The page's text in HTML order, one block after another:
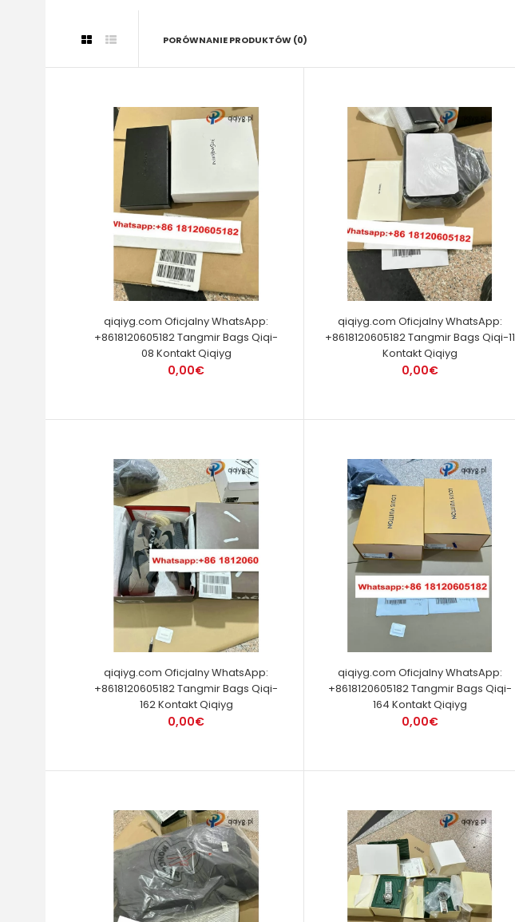
PORÓWNANIE PRODUKTÓW (0)
qiqiyg.com Oficjalny WhatsApp:
+8618120605182 Tangmir Bags Qiqi-
08 Kontakt Qiqiyg
0,00€
qiqiyg.com Oficjalny WhatsApp:
+8618120605182 Tangmir Bags Qiqi-11
Kontakt Qiqiyg
0,00€
qiqiyg.com Oficjalny WhatsApp:
+8618120605182 Tangmir Bags Qiqi-
162 Kontakt Qiqiyg
0,00€
qiqiyg.com Oficjalny WhatsApp:
+8618120605182 Tangmir Bags Qiqi-
164 Kontakt Qiqiyg
0,00€